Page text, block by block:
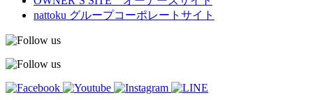
nattoku グループコーポレートサイト